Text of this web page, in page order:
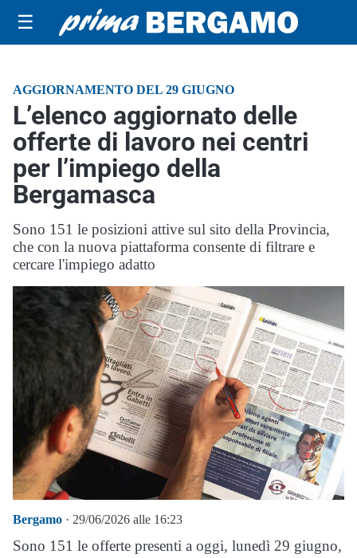
☰
AGGIORNAMENTO DEL 29 GIUGNO
L’elenco aggiornato delle
offerte di lavoro nei centri
per l’impiego della
Bergamasca
Sono 151 le posizioni attive sul sito della Provincia,
che con la nuova piattaforma consente di filtrare e
cercare l'impiego adatto
Bergamo · 29/06/2026 alle 16:23
Sono 151 le offerte presenti a oggi, lunedì 29 giugno,